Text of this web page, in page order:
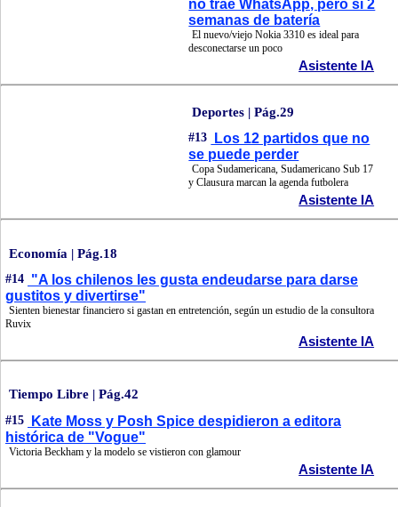
no trae WhatsApp, pero sí 2
semanas de batería
El nuevo/viejo Nokia 3310 es ideal para
desconectarse un poco
Asistente IA
Deportes | Pág.29
#13
Los 12 partidos que no
se puede perder
Copa Sudamericana, Sudamericano Sub 17
y Clausura marcan la agenda futbolera
Asistente IA
Economía | Pág.18
#14 "A los chilenos les gusta endeudarse para darse
gustitos y divertirse"
Sienten bienestar financiero si gastan en entretención, según un estudio de la consultora
Ruvix
Asistente IA
Tiempo Libre | Pág.42
#15
Kate Moss y Posh Spice despidieron a editora
histórica de "Vogue"
Victoria Beckham y la modelo se vistieron con glamour
Asistente IA